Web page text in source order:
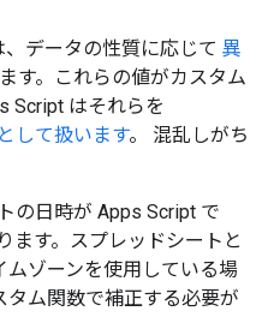
データの性質に応じて 異
す。これらの値がカスタム
Script はそれらを
して扱います。 混乱しがち
の日時が Apps Script で
ます。スプレッドシートと
ゾーンを使用している場
ム関数で補正する必要が